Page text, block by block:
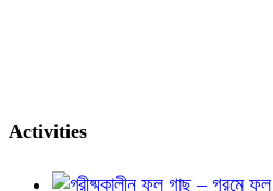
Activities